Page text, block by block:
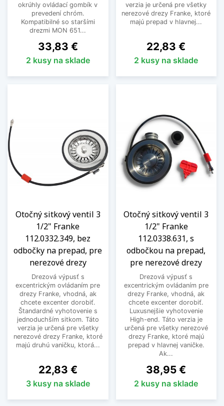
okrúhly ovládací gombík v
prevedení chróm.
Kompatibilné so staršími
drezmi MON 651...
Cena
33,83 €
2 kusy na sklade
verzia je určená pre všetky
nerezové drezy Franke, ktoré
majú prepad v hlavnej...
Cena
22,83 €
2 kusy na sklade
Otočný sitkový ventil 3
1/2" Franke
112.0332.349, bez
odbočky na prepad, pre
nerezové drezy
Drezová výpusť s
excentrickým ovládaním pre
drezy Franke, vhodná, ak
chcete excenter dorobiť.
Štandardné vyhotovenie s
jednoduchším sitkom. Táto
verzia je určená pre všetky
nerezové drezy Franke, ktoré
majú druhú vaničku, ktorá...
Cena
22,83 €
3 kusy na sklade
Otočný sitkový ventil 3
1/2" Franke
112.0338.631, s
odbočkou na prepad,
pre nerezové drezy
Drezová výpusť s
excentrickým ovládaním pre
drezy Franke, vhodná, ak
chcete excenter dorobiť.
Luxusnejšie vyhotovenie
High-end. Táto verzia je
určená pre všetky nerezové
drezy Franke, ktoré majú
prepad v hlavnej vaničke.
Ak...
Cena
38,95 €
2 kusy na sklade